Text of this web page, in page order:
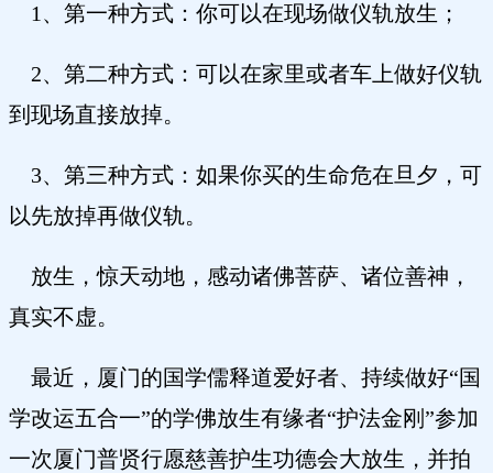
1、第一种方式：你可以在现场做仪轨放生；
2、第二种方式：可以在家里或者车上做好仪轨
到现场直接放掉。
3、第三种方式：如果你买的生命危在旦夕，可
以先放掉再做仪轨。
放生，惊天动地，感动诸佛菩萨、诸位善神，
真实不虚。
最近，厦门的国学儒释道爱好者、持续做好“国
学改运五合一”的学佛放生有缘者“护法金刚”参加
一次厦门普贤行愿慈善护生功德会大放生，并拍